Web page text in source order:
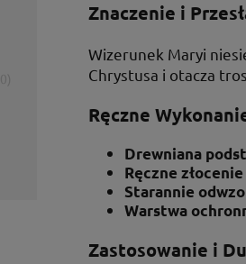
Znaczenie i
Wizerunek Maryi
Chrystusa i otacza
Ręczne
Drewniana
Ręczne złocenie
Starannie
Warstwa
Zastosowanie i